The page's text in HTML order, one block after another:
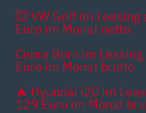
💥 VW Golf im
Euro im Monat netto
Cupra Born im
Euro im Monat brutto
🔥 Hyundai i20 im
129 Euro im Monat